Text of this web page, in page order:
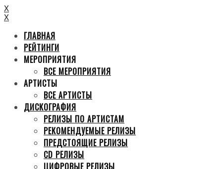
X
X
ГЛАВНАЯ
РЕЙТИНГИ
МЕРОПРИЯТИЯ
ВСЕ МЕРОПРИЯТИЯ
АРТИСТЫ
ВСЕ АРТИСТЫ
ДИСКОГРАФИЯ
РЕЛИЗЫ ПО АРТИСТАМ
РЕКОМЕНДУЕМЫЕ РЕЛИЗЫ
ПРЕДСТОЯЩИЕ РЕЛИЗЫ
CD РЕЛИЗЫ
ЦИФРОВЫЕ РЕЛИЗЫ